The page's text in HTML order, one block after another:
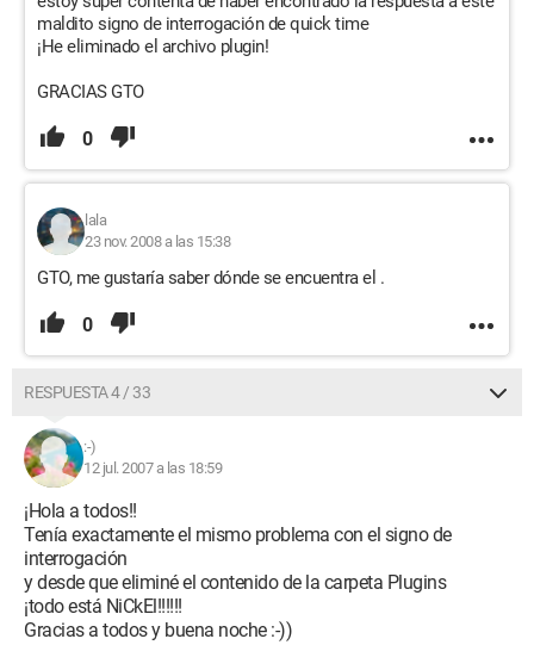
maldito signo de interrogación de quick time
¡He eliminado el archivo plugin!
GRACIAS GTO
0
lala
23 nov. 2008 a las 15:38
GTO, me gustaría saber dónde se encuentra el .
0
RESPUESTA 4 / 33
:-)
12 jul. 2007 a las 18:59
¡Hola a todos!!
Tenía exactamente el mismo problema con el signo de
interrogación
y desde que eliminé el contenido de la carpeta Plugins
¡todo está NiCkEl!!!!!!
Gracias a todos y buena noche :-))